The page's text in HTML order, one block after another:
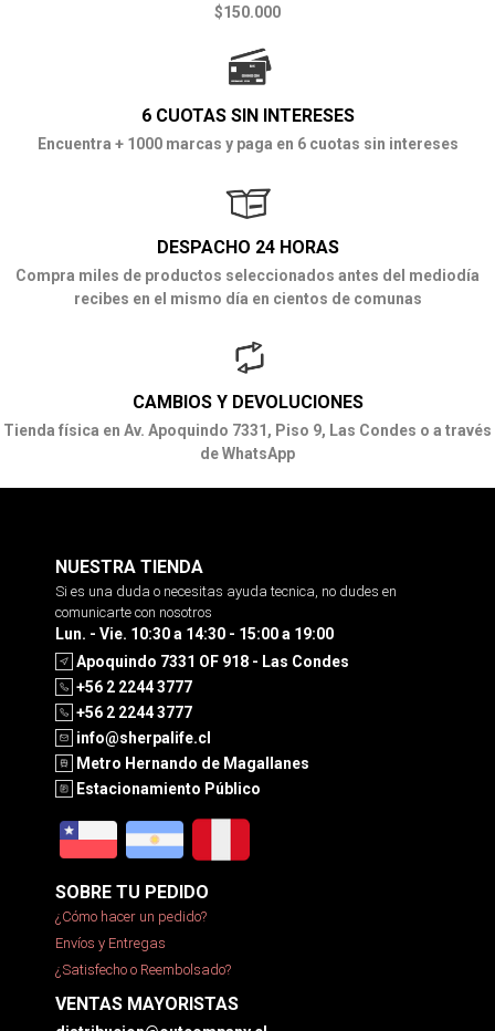
$150.000
6 CUOTAS SIN INTERESES
Encuentra + 1000 marcas y paga en 6 cuotas sin intereses
DESPACHO 24 HORAS
Compra miles de productos seleccionados antes del mediodía
recibes en el mismo día en cientos de comunas
CAMBIOS Y DEVOLUCIONES
Tienda física en Av. Apoquindo 7331, Piso 9, Las Condes o a través
de WhatsApp
NUESTRA TIENDA
Si es una duda o necesitas ayuda tecnica, no dudes en
comunicarte con nosotros
Lun. - Vie. 10:30 a 14:30 - 15:00 a 19:00
Apoquindo 7331 OF 918 - Las Condes
+56 2 2244 3777
+56 2 2244 3777
info@sherpalife.cl
Metro Hernando de Magallanes
Estacionamiento Público
SOBRE TU PEDIDO
¿Cómo hacer un pedido?
Envíos y Entregas
¿Satisfecho o Reembolsado?
VENTAS MAYORISTAS